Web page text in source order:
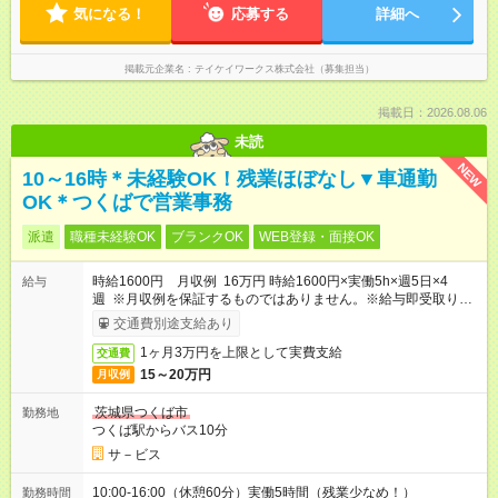
気になる！ 応募する 詳細へ
掲載元企業名 テイケイワークス株式会社（募集担当）
掲載日：2026.08.06
未読
NEW
10～16時＊未経験OK！残業ほぼなし▼車通勤
OK＊つくばで営業事務
派遣 職種未経験OK ブランクOK WEB登録・面接OK
給与
時給1600円 月収例 16万円 時給1600円×実働5h×週5日×4
週 ※月収例を保証するものではありません。※給与即受取りサ
ービス利用可（利用条件有）
交通費別途支給あり
交通費 1ヶ月3万円を上限として実費支給
月収例 15～20万円
勤務地
茨城県つくば市
つくば駅からバス10分
サ－ビス
勤務時間 10:00-16:00（休憩60分）実働5時間（残業少なめ！）